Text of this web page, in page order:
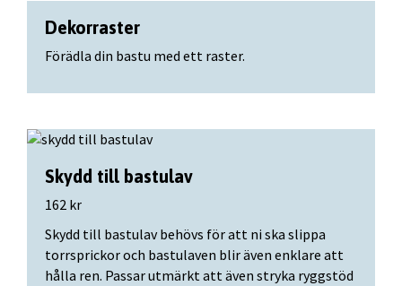
Dekorraster
Förädla din bastu med ett raster.
Skydd till bastulav
162 kr
Skydd till bastulav behövs för att ni ska slippa
torrsprickor och bastulaven blir även enklare att
hålla ren. Passar utmärkt att även stryka ryggstöd